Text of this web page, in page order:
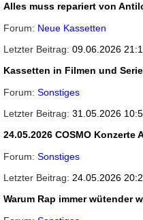
Alles muss repariert von
Neue Kassetten
09.06.2026
Kassetten in Filmen und
Sonstiges
31.05.2026
24.05.2026 COSMO Konzerte
Sonstiges
24.05.2026
Warum Rap immer wütender